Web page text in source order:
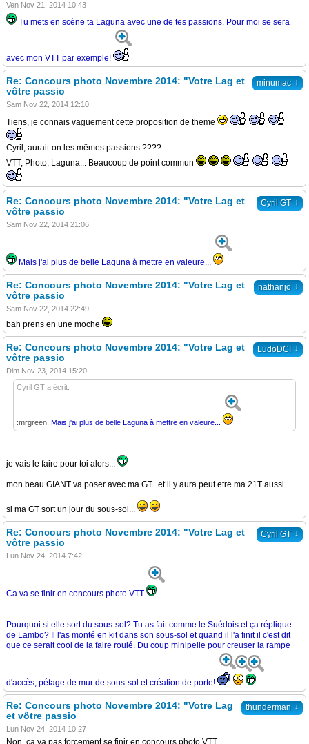
Ven Nov 21, 2014 10:43
Tu mets en scène ta Laguna avec une de tes passions. Pour moi se sera
avec mon VTT par exemple!
minumac ↓
Re: Concours photo Novembre 2014: "Votre Lag et
vôtre passio
Sam Nov 22, 2014 12:10
Tiens, je connais vaguement cette proposition de theme
Cyril, aurait-on les mêmes passions ????
VTT, Photo, Laguna... Beaucoup de point commun
Cyril GT ↓
Re: Concours photo Novembre 2014: "Votre Lag et
vôtre passio
Sam Nov 22, 2014 21:06
Mais j'ai plus de belle Laguna à mettre en valeure...
nathanjo ↓
Re: Concours photo Novembre 2014: "Votre Lag et
vôtre passio
Sam Nov 22, 2014 22:49
bah prens en une moche
LudoDCI ↓
Re: Concours photo Novembre 2014: "Votre Lag et
vôtre passio
Dim Nov 23, 2014 15:20
Cyril GT a écrit:
:mrgreen: Mais j'ai plus de belle Laguna à mettre en valeure...
je vais le faire pour toi alors...
mon beau GIANT va poser avec ma GT.. et il y aura peut etre ma 21T aussi..
si ma GT sort un jour du sous-sol...
Cyril GT ↓
Re: Concours photo Novembre 2014: "Votre Lag et
vôtre passio
Lun Nov 24, 2014 7:42
Ca va se finir en concours photo VTT
Pourquoi si elle sort du sous-sol? Tu as fait comme le Suédois et ça réplique
de Lambo? Il l'as monté en kit dans son sous-sol et quand il l'a finit il c'est dit
que ce serait cool de la faire roulé. Du coup minipelle pour creuser la rampe
d'accès, pétage de mur de sous-sol et création de porte!
thunderman ↓
Re: Concours photo Novembre 2014: "Votre Lag
et vôtre passio
Lun Nov 24, 2014 10:27
Non, ca va pas forcement se finir en concours photo VTT.